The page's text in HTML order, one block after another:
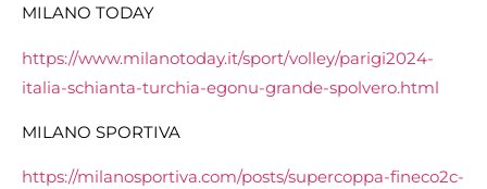
MILANO TODAY
https://www.milanotoday.it/sport/volley/parigi2024-
italia-schianta-turchia-egonu-grande-spolvero.html
MILANO SPORTIVA
https://milanosportiva.com/posts/supercoppa-fineco2c-